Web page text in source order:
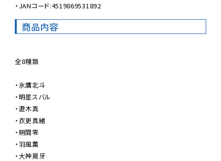
・JANコード:4519869531892
商品内容
全8種類
・氷鷹北斗
・明星スバル
・遊木真
・衣更真緒
・朔間零
・羽風薫
・大神晃牙